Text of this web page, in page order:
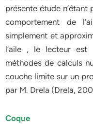
présente étude
comportement de
simplement et
l’aile , le lecteur est
méthodes de calculs
couche limite sur un
par M. Drela (Drela,
Coque